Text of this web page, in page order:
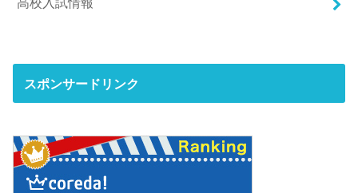
スポンサードリンク